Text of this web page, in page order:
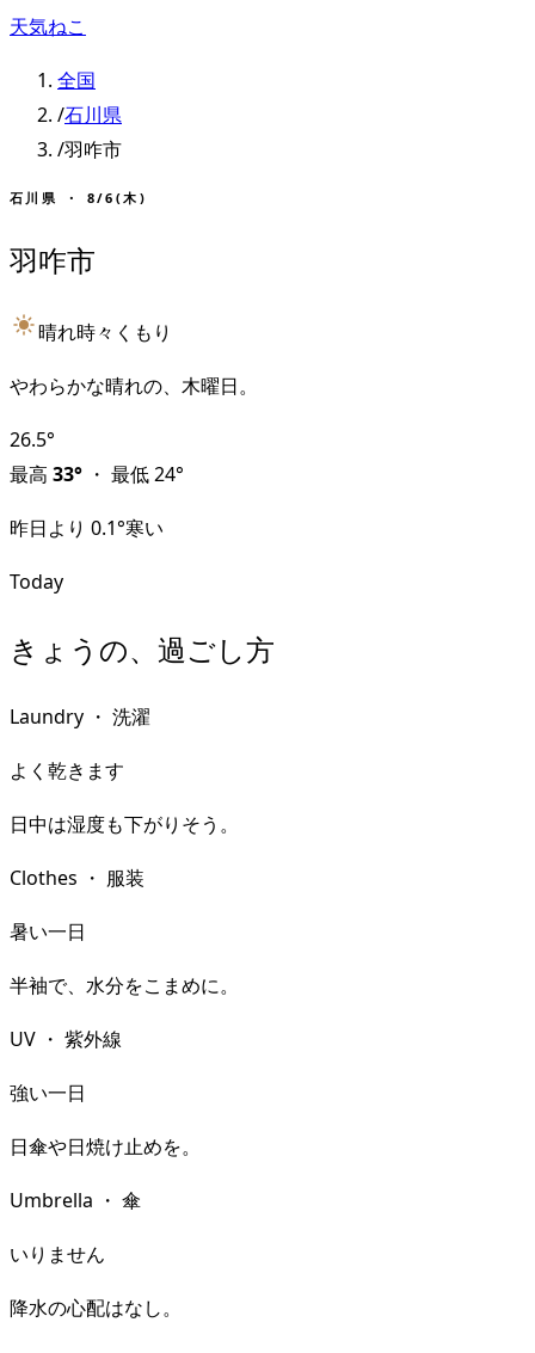
天気ねこ
全国
/石川県
/羽咋市
石川県 ・ 8/6(木)
羽咋市
晴れ時々くもり
やわらかな晴れの、木曜日。
26.5°
最高 33° ・ 最低24°
昨日より 0.1°寒い
Today
きょうの、過ごし方
Laundry ・ 洗濯
よく乾きます
日中は湿度も下がりそう。
Clothes ・ 服装
暑い一日
半袖で、水分をこまめに。
UV ・ 紫外線
強い一日
日傘や日焼け止めを。
Umbrella ・ 傘
いりません
降水の心配はなし。